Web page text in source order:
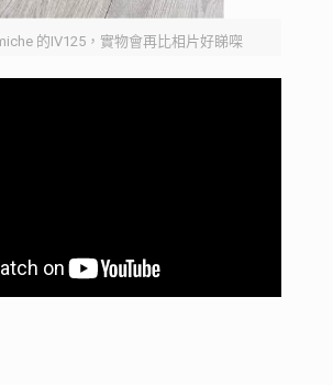
的IV125，實物會再比相片好睇㗎